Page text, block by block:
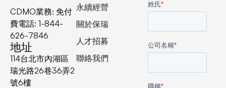
CDMO業務: 免付
費電話: 1-844-
626-7846
地址
114台北市內湖區
瑞光路26巷36弄2
號6樓
永續經營
關於保瑞
人才招募
聯絡我們